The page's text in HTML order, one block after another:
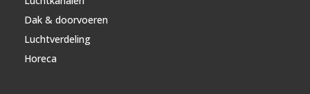
Dak & doorvoeren
Luchtverdeling
Horeca